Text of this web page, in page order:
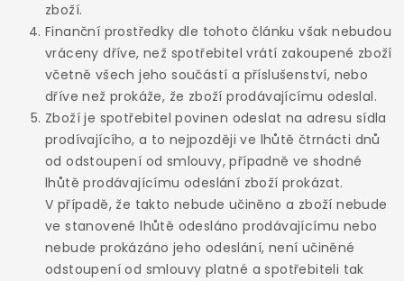
zboží.
Finanční prostředky dle tohoto článku však nebudou
vráceny dříve, než spotřebitel vrátí zakoupené zboží
včetně všech jeho součástí a příslušenství, nebo
dříve než prokáže, že zboží prodávajícímu odeslal.
Zboží je spotřebitel povinen odeslat na adresu sídla
prodívajícího, a to nejpozději ve lhůtě čtrnácti dnů
od odstoupení od smlouvy, případně ve shodné
lhůtě prodávajícímu odeslání zboží prokázat.
V případě, že takto nebude učiněno a zboží nebude
ve stanovené lhůtě odesláno prodávajícímu nebo
nebude prokázáno jeho odeslání, není učiněné
odstoupení od smlouvy platné a spotřebiteli tak